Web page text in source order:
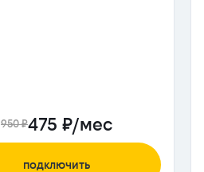
950 ₽475 ₽/мес
подключить